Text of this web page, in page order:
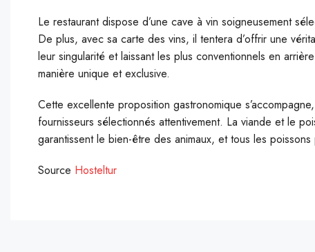
Le restaurant dispose d’une cave à vin soigneusement
De plus, avec sa carte des vins, il tentera d’offrir une
leur singularité et laissant les plus conventionnels en
manière unique et exclusive.
Cette excellente proposition gastronomique
fournisseurs sélectionnés attentivement. La viande et le
garantissent le bien-être des animaux, et tous les
Source Hosteltur